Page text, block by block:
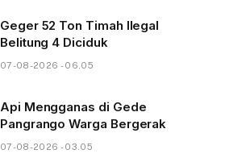
Geger 52 Ton Timah Ilegal
Belitung 4 Diciduk
07-08-2026 - 06.05
Api Mengganas di Gede
Pangrango Warga Bergerak
07-08-2026 - 03.05